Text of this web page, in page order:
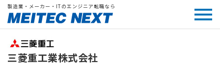
製造業・メーカー・ITのエンジニア転職なら
三菱重工業株式会社